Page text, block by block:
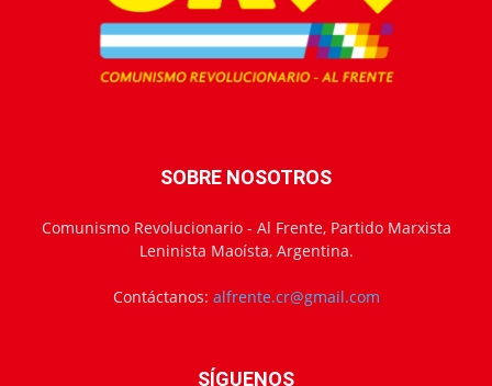
SOBRE NOSOTROS
Comunismo Revolucionario - Al Frente, Partido Marxista
Leninista Maoísta, Argentina.
Contáctanos: alfrente.cr@gmail.com
SÍGUENOS